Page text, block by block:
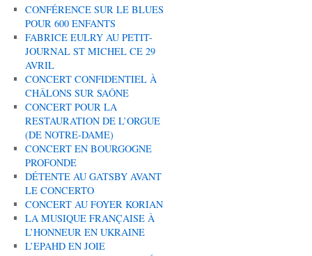
CONFÉRENCE SUR LE BLUES
POUR 600 ENFANTS
FABRICE EULRY AU PETIT-
JOURNAL ST MICHEL CE 29
AVRIL
CONCERT CONFIDENTIEL À
CHÂLONS SUR SAÔNE
CONCERT POUR LA
RESTAURATION DE L’ORGUE
(DE NOTRE-DAME)
CONCERT EN BOURGOGNE
PROFONDE
DÉTENTE AU GATSBY AVANT
LE CONCERTO
CONCERT AU FOYER KORIAN
LA MUSIQUE FRANÇAISE À
L’HONNEUR EN UKRAINE
L’EPAHD EN JOIE